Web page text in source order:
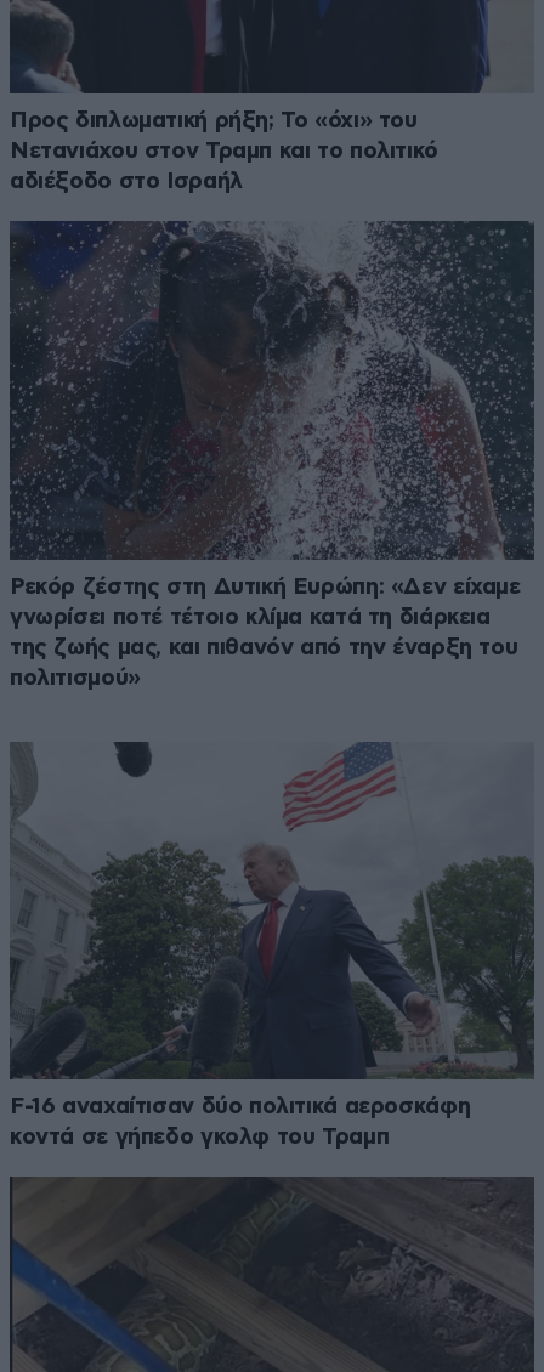
Προς διπλωματική ρήξη; Το «όχι» του
Νετανιάχου στον Τραμπ και το πολιτικό
αδιέξοδο στο Ισραήλ
Ρεκόρ ζέστης στη Δυτική Ευρώπη: «Δεν είχαμε
γνωρίσει ποτέ τέτοιο κλίμα κατά τη διάρκεια
της ζωής μας, και πιθανόν από την έναρξη του
πολιτισμού»
F-16 αναχαίτισαν δύο πολιτικά αεροσκάφη
κοντά σε γήπεδο γκολφ του Τραμπ